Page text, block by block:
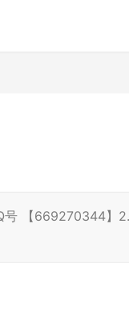
【669270344】